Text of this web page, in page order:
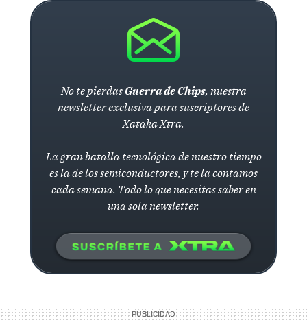
No te pierdasGuerra de Chips, nuestra
newsletter exclusiva para suscriptores de
Xataka Xtra.
La gran batalla tecnológica de nuestro tiempo
es la de los semiconductores, y te la contamos
cada semana. Todo lo que necesitas saber en
una sola newsletter.